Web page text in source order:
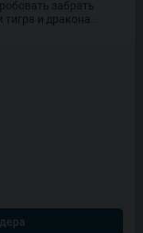
забрать
и дракона…